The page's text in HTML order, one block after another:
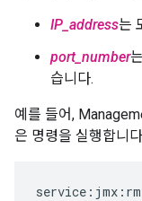
IP_address는
port_number
습니다.
예를 들어,
은 명령을 실행합니